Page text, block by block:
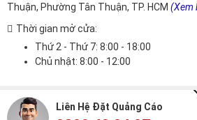
Thuận, Phường Tân Thuận, TP. HCM (Xem
Thời gian mở cửa:
Thứ 2 - Thứ 7: 8:00 - 18:00
Chủ nhật: 8:00 - 12:00
Liên Hệ Đặt Quảng Cáo